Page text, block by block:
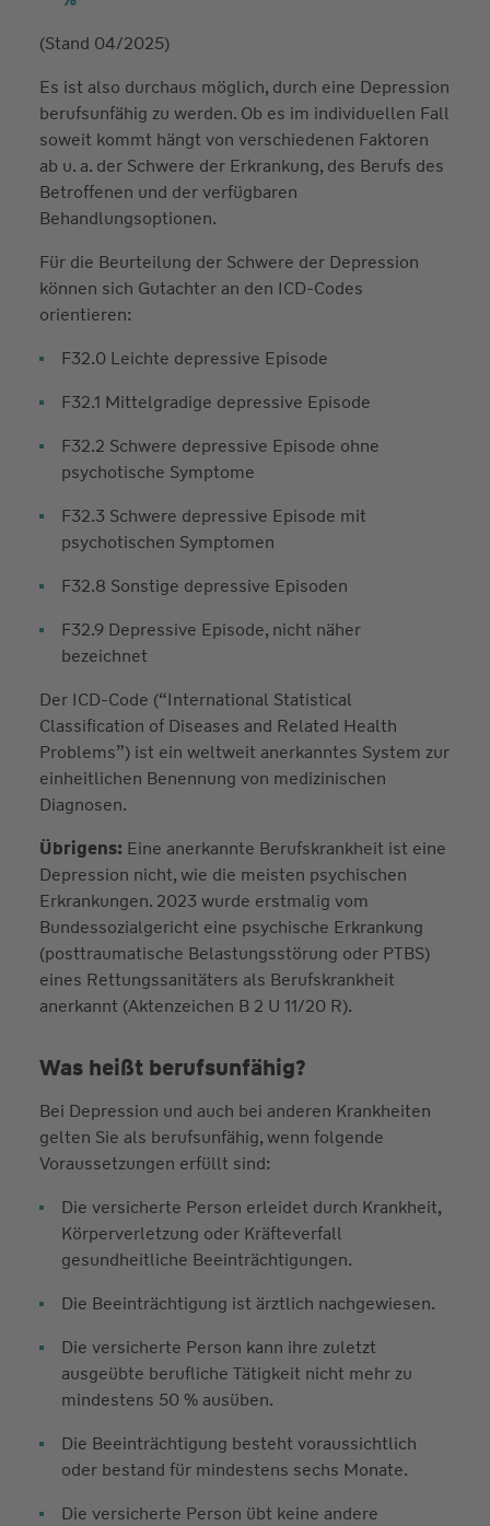
(Stand 04/2025)
Es ist also durchaus möglich, durch eine Depression
berufsunfähig zu werden. Ob es im individuellen Fall
soweit kommt hängt von verschiedenen Faktoren
ab u. a. der Schwere der Erkrankung, des Berufs des
Betroffenen und der verfügbaren
Behandlungsoptionen.
Für die Beurteilung der Schwere der Depression
können sich Gutachter an den ICD-Codes
orientieren:
F32.0 Leichte depressive Episode
F32.1 Mittelgradige depressive Episode
F32.2 Schwere depressive Episode ohne
psychotische Symptome
F32.3 Schwere depressive Episode mit
psychotischen Symptomen
F32.8 Sonstige depressive Episoden
F32.9 Depressive Episode, nicht näher
bezeichnet
Der ICD-Code (“International Statistical
Classification of Diseases and Related Health
Problems”) ist ein weltweit anerkanntes System zur
einheitlichen Benennung von medizinischen
Diagnosen.
Übrigens: Eine anerkannte Berufskrankheit ist eine
Depression nicht, wie die meisten psychischen
Erkrankungen. 2023 wurde erstmalig vom
Bundessozialgericht eine psychische Erkrankung
(posttraumatische Belastungsstörung oder PTBS)
eines Rettungssanitäters als Berufskrankheit
anerkannt (Aktenzeichen B 2 U 11/20 R).
Was heißt berufsunfähig?
Bei Depression und auch bei anderen Krankheiten
gelten Sie als berufsunfähig, wenn folgende
Voraussetzungen erfüllt sind:
Die versicherte Person erleidet durch Krankheit,
Körperverletzung oder Kräfteverfall
gesundheitliche Beeinträchtigungen.
Die Beeinträchtigung ist ärztlich nachgewiesen.
Die versicherte Person kann ihre zuletzt
ausgeübte berufliche Tätigkeit nicht mehr zu
mindestens 50 % ausüben.
Die Beeinträchtigung besteht voraussichtlich
oder bestand für mindestens sechs Monate.
Die versicherte Person übt keine andere